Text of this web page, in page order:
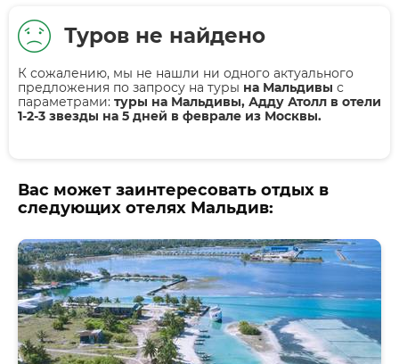
Туров не найдено
К сожалению, мы не нашли ни одного актуального
предложения по запросу на туры на Мальдивы с
параметрами: туры на Мальдивы, Адду Атолл в отели
1-2-3 звезды на 5 дней в феврале из Москвы.
Вас может заинтересовать отдых в
следующих отелях Мальдив: